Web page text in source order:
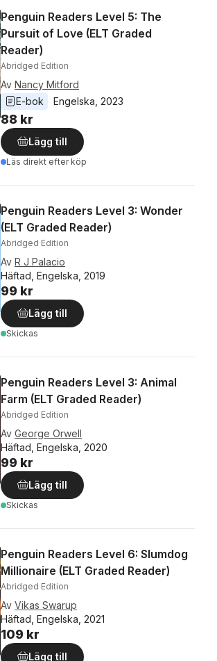
Penguin Readers Level 5: The
Pursuit of Love (ELT Graded
Reader)
Abridged Edition
Av Nancy Mitford
E-bok
Engelska 2023
88 kr
Lägg till
Läs direkt efter köp
Penguin Readers Level 3: Wonder
(ELT Graded Reader)
Abridged Edition
Av R J Palacio
Häftad, Engelska, 2019
99 kr
Lägg till
Skickas
Penguin Readers Level 3: Animal
Farm (ELT Graded Reader)
Abridged Edition
Av George Orwell
Häftad, Engelska, 2020
99 kr
Lägg till
Skickas
Penguin Readers Level 6: Slumdog
Millionaire (ELT Graded Reader)
Abridged Edition
Av Vikas Swarup
Häftad, Engelska, 2021
109 kr
Lägg till